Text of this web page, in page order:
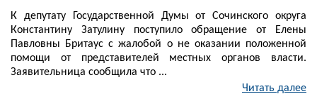
К депутату Государственной Думы от Сочинского округа
Константину Затулину поступило обращение от Елены
Павловны Бритаус с жалобой о не оказании положенной
помощи от представителей местных органов власти.
Заявительница сообщила что ...
Читать далее